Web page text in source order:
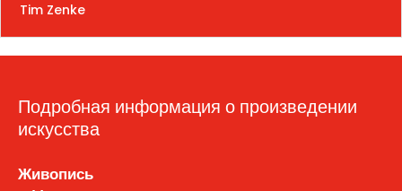
Tim Zenke
Подробная информация о произведении
искусства
Живопись